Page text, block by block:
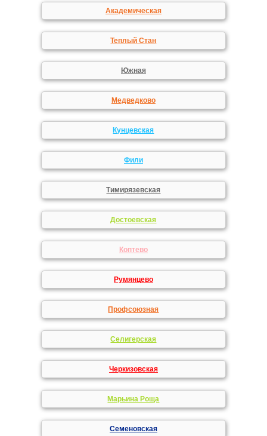
Академическая
Теплый Стан
Южная
Медведково
Кунцевская
Фили
Тимирязевская
Достоевская
Коптево
Румянцево
Профсоюзная
Селигерская
Черкизовская
Марьина Роща
Семеновская